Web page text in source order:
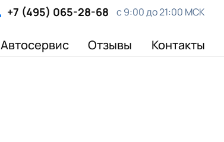
+7 (495) 065-28-68 с 9:00 до 21:00 МСК
Автосервис Отзывы Контакты